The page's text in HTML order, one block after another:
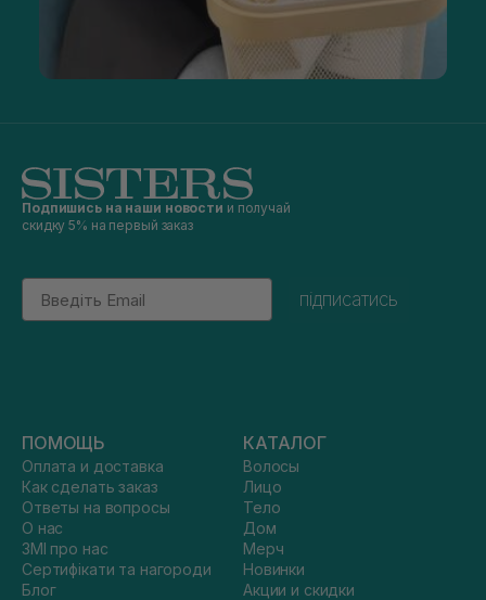
Подпишись на наши новости и получай
скидку 5% на первый заказ
Email
підписатись
ПОМОЩЬ
Оплата и доставка
Как сделать заказ
Ответы на вопросы
О нас
ЗМІ про нас
Сертифікати та нагороди
Блог
КАТАЛОГ
Волосы
Лицо
Тело
Дом
Мерч
Новинки
Акции и скидки